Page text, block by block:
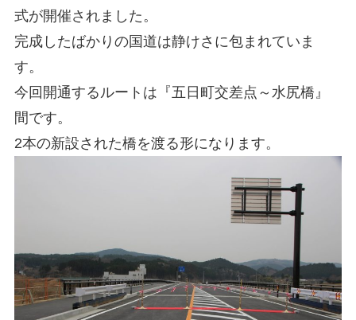
式が開催されました。
完成したばかりの国道は静けさに包まれていま
す。
今回開通するルートは『五日町交差点～水尻橋』
間です。
2本の新設された橋を渡る形になります。